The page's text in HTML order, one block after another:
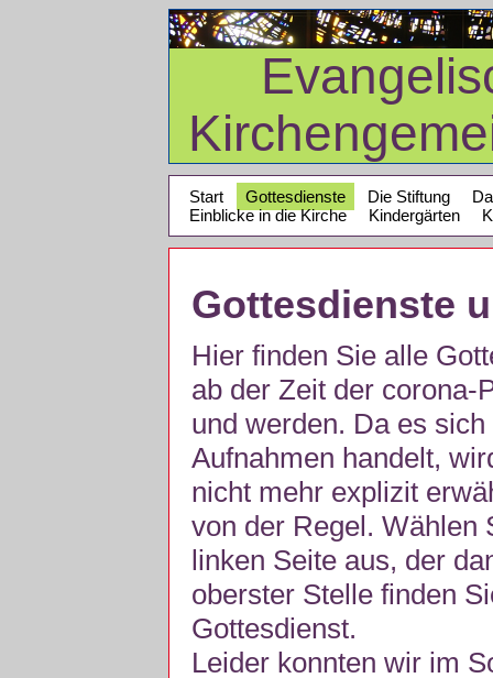
Start Gottesdienste Die Stiftung
Einblicke in die Kirche
Kindergärten
Gottesdienste
Hier finden Sie alle
ab der Zeit der corona-
und werden. Da es
Aufnahmen handelt,
nicht mehr explizit
von der Regel. Wählen
linken Seite aus, der
oberster Stelle finden
Gottesdienst.
Leider konnten wir im